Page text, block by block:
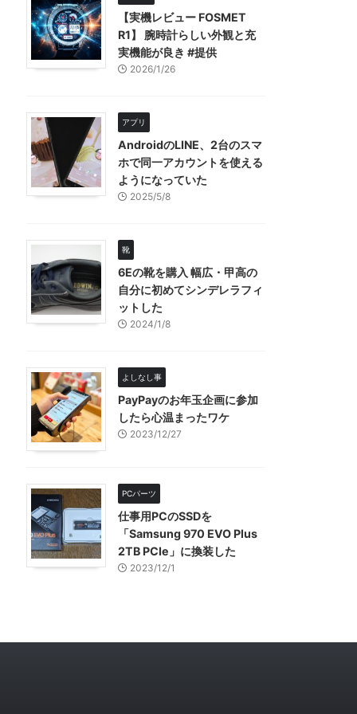
【実機レビュー FOSMET
R1】 腕時計らしい外観と充
実機能が良き #提供
2026/1/26
アプリ
AndroidのLINE、2台のスマ
ホで同一アカウントを使える
ようになっていた
2025/5/8
靴
6Eの靴を購入 幅広・甲高の
自分に初めてシンデレラフィ
ットした
2024/1/8
よしなし事
PayPayのお年玉企画に参加
したら心温まったワケ
2023/12/27
PCパーツ
仕事用PCのSSDを
「Samsung 970 EVO Plus
2TB PCIe」に換装した
2023/12/1